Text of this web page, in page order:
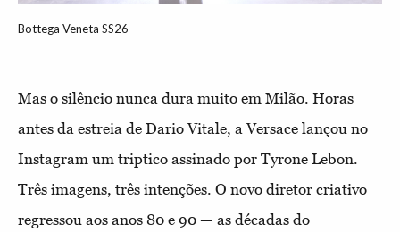
Bottega Veneta SS26
Mas o silêncio nunca dura muito em Milão. Horas
antes da estreia de Dario Vitale, a Versace lançou no
Instagram um triptico assinado por Tyrone Lebon.
Três imagens, três intenções. O novo diretor criativo
regressou aos anos 80 e 90 — as décadas do